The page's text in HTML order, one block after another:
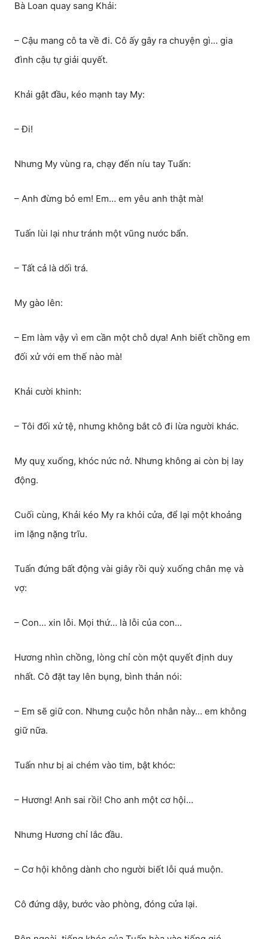
Bà Loan quay sang Khải:
– Cậu mang cô ta về đi. Cô ấy gây ra chuyện gì… gia
đình cậu tự giải quyết.
Khải gật đầu, kéo mạnh tay My:
– Đi!
Nhưng My vùng ra, chạy đến níu tay Tuấn:
– Anh đừng bỏ em! Em… em yêu anh thật mà!
Tuấn lùi lại như tránh một vũng nước bẩn.
– Tất cả là dối trá.
My gào lên:
– Em làm vậy vì em cần một chỗ dựa! Anh biết chồng em
đối xử với em thế nào mà!
Khải cười khinh:
– Tôi đối xử tệ, nhưng không bắt cô đi lừa người khác.
My quỵ xuống, khóc nức nở. Nhưng không ai còn bị lay
động.
Cuối cùng, Khải kéo My ra khỏi cửa, để lại một khoảng
im lặng nặng trĩu.
Tuấn đứng bất động vài giây rồi quỳ xuống chân mẹ và
vợ:
– Con… xin lỗi. Mọi thứ… là lỗi của con…
Hương nhìn chồng, lòng chỉ còn một quyết định duy
nhất. Cô đặt tay lên bụng, bình thản nói:
– Em sẽ giữ con. Nhưng cuộc hôn nhân này… em không
giữ nữa.
Tuấn như bị ai chém vào tim, bật khóc:
– Hương! Anh sai rồi! Cho anh một cơ hội…
Nhưng Hương chỉ lắc đầu.
– Cơ hội không dành cho người biết lỗi quá muộn.
Cô đứng dậy, bước vào phòng, đóng cửa lại.